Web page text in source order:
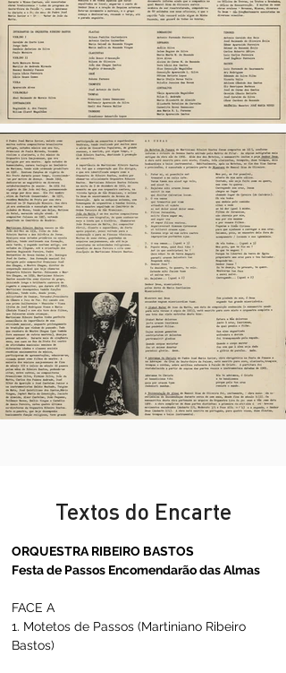
Textos do Encarte
ORQUESTRA RIBEIRO BASTOS
Festa de Passos Encomendarão das Almas
FACE A
1. Motetos de Passos (Martiniano Ribeiro
Bastos)